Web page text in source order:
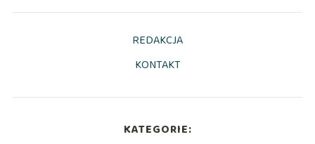
REDAKCJA
KONTAKT
KATEGORIE: